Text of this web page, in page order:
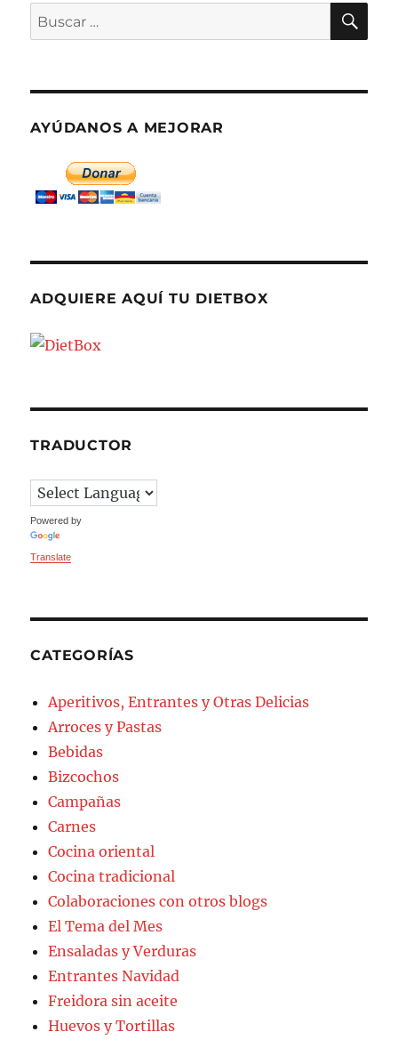
Buscar
por:
AYÚDANOS A MEJORAR
ADQUIERE AQUÍ TU DIETBOX
TRADUCTOR
Powered by
Translate
CATEGORÍAS
Aperitivos, Entrantes y Otras Delicias
Arroces y Pastas
Bebidas
Bizcochos
Campañas
Carnes
Cocina oriental
Cocina tradicional
Colaboraciones con otros blogs
El Tema del Mes
Ensaladas y Verduras
Entrantes Navidad
Freidora sin aceite
Huevos y Tortillas